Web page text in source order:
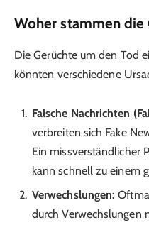
Woher stammen die
Die Gerüchte um den Tod
könnten verschiedene
Falsche Nachrichten
verbreiten sich Fake
Ein missverständlicher
kann schnell zu einem
Verwechslungen:
durch Verwechslungen